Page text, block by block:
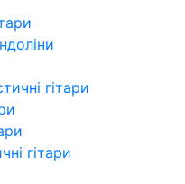
гітари
гітари